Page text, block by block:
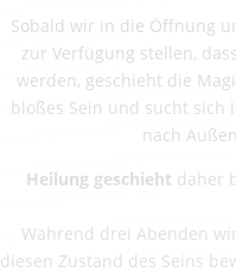
Sobald wir in die Öffnung
zur Verfügung stellen,
werden, geschieht die
bloßes Sein und sucht sich
nach
Heilung geschieht daher
Während drei Abenden
diesen Zustand des Seins